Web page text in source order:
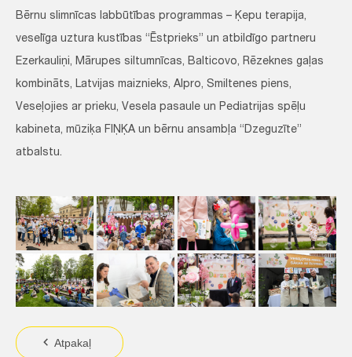
Bērnu slimnīcas labbūtības programmas – Ķepu terapija,
veselīga uztura kustības “Ēstprieks” un atbildīgo partneru
Ezerkauliņi, Mārupes siltumnīcas, Balticovo, Rēzeknes gaļas
kombināts, Latvijas maiznieks, Alpro, Smiltenes piens,
Veseļojies ar prieku, Vesela pasaule un Pediatrijas spēļu
kabineta, mūziķa FIŅĶA un bērnu ansambļa “Dzeguzīte”
atbalstu.
Atpakaļ